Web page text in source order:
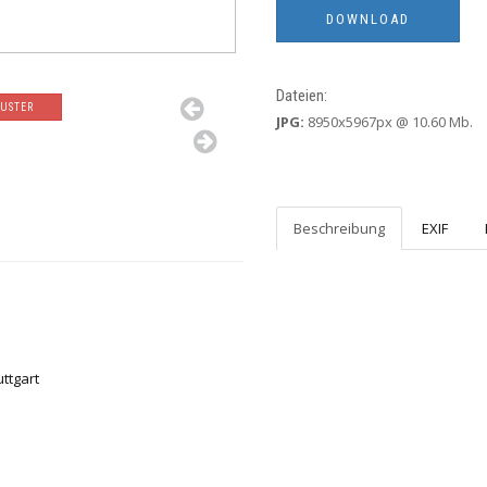
Dateien:
JPG: 8950x5967px @ 10.60 Mb.
Beschreibung EXIF